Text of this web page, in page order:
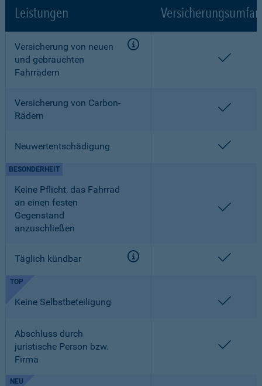
Leistungen
Versicherung von neuen
und gebrauchten
Fahrrädern
Versicherung von Carbon-
Rädern
Neuwertentschädigung
Keine Pflicht, das Fahrrad
an einen festen
Gegenstand
anzuschließen
BESONDERHEIT
Täglich kündbar
TOP
Keine Selbstbeteiligung
Abschluss durch
juristische Person bzw.
Firma
NEU